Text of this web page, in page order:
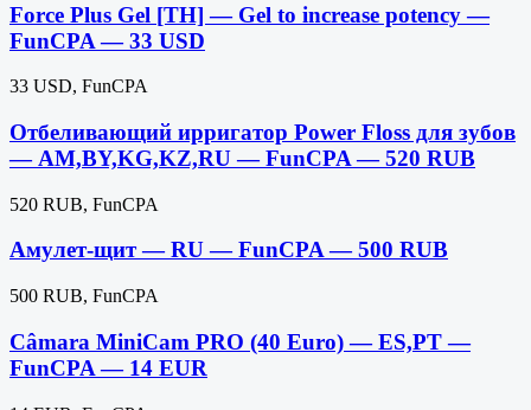
Force Plus Gel [TH] — Gel to increase potency —
FunCPA — 33 USD
33 USD, FunCPA
Отбеливающий ирригатор Power Floss для зубов
— AM,BY,KG,KZ,RU — FunCPA — 520 RUB
520 RUB, FunCPA
Амулет-щит — RU — FunCPA — 500 RUB
500 RUB, FunCPA
Câmara MiniCam PRO (40 Euro) — ES,PT —
FunCPA — 14 EUR